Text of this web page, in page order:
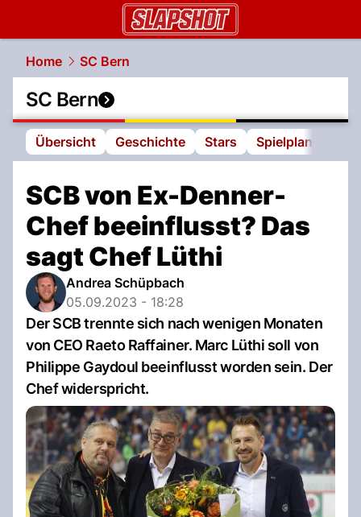
Home SC Bern
SC Bern
Übersicht Geschichte Stars Spielplan
SCB von Ex-Denner-
Chef beeinflusst? Das
sagt Chef Lüthi
Andrea Schüpbach
05.09.2023 - 18:28
Der SCB trennte sich nach wenigen Monaten
von CEO Raeto Raffainer. Marc Lüthi soll von
Philippe Gaydoul beeinflusst worden sein. Der
Chef widerspricht.